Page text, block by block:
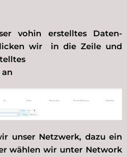
vohin erstelltes Daten-
wir in die Zeile und
unser Netzwerk, dazu ein
wählen wir unter Network